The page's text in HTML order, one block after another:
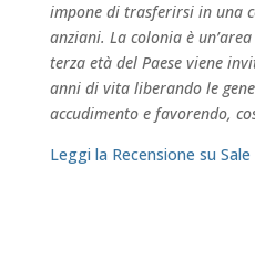
impone di trasferirsi in una
anziani. La colonia è
terza età del Paese viene
anni di vita liberando le
accudimento e favorendo,
Leggi la Recensione su